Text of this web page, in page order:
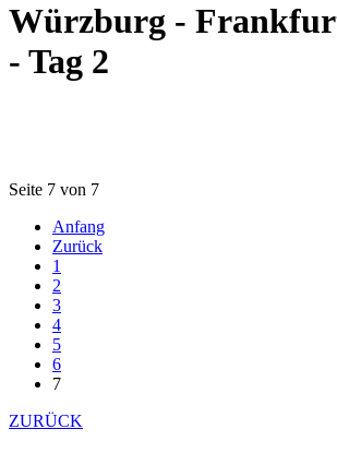
Würzburg -
- Tag 2
Seite 7 von 7
Anfang
Zurück
1
2
3
4
5
6
7
ZURÜCK